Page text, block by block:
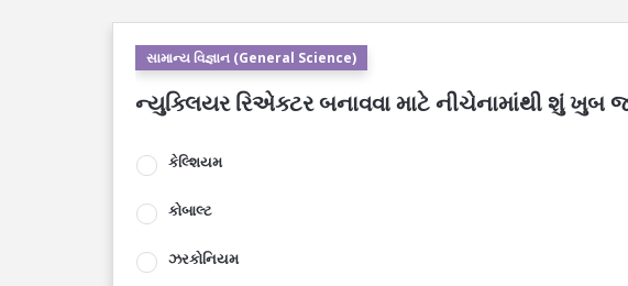
સામાન્ય વિજ્ઞાન (General Science)
ન્યુક્લિયર રિએક્ટર બનાવવા માટે નીચેનામાંથી શું ખુબ
કેલ્શિયમ
કોબાલ્ટ
ઝરકોનિયમ